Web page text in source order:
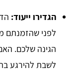
הגדירו ייעוד:
לפני שהזמנתם
הגינה שלכם.
לשבת להירגע